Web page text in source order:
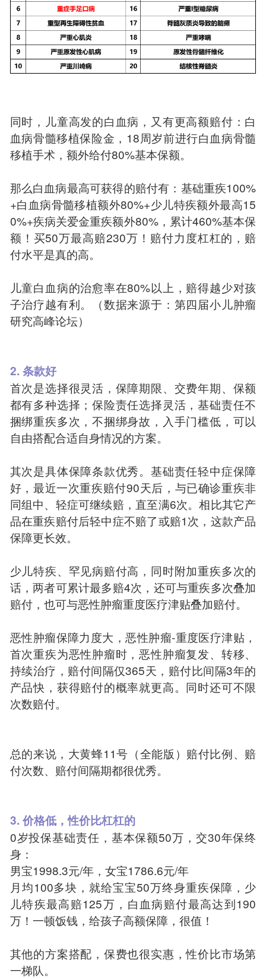
同时，儿童高发的白血病，又有更高额赔付：白
血病骨髓移植保险金，18周岁前进行白血病骨髓
移植手术，额外给付80%基本保额。
那么白血病最高可获得的赔付有：基础重疾100%
+白血病骨髓移植额外80%+少儿特疾额外最高15
0%+疾病关爱金重疾额外80%，累计460%基本保
额！买50万最高赔230万！赔付力度杠杠的，赔
付水平是真的高。
儿童白血病的治愈率在80%以上，赔得越少对孩
子治疗越有利。（数据来源于：第四届小儿肿瘤
研究高峰论坛）
2. 条款好
首次是选择很灵活，保障期限、交费年期、保额
都有多种选择；保险责任选择灵活，基础责任不
捆绑重疾多次，不捆绑身故，入手门槛低，可以
自由搭配合适自身情况的方案。
其次是具体保障条款优秀。基础责任轻中症保障
好，最近一次重疾赔付90天后，与已确诊重疾非
同组中、轻症可继续赔，直至满6次。相比其它产
品在重疾赔付后轻中症不赔了或赔1次，这款产品
保障更长效。
少儿特疾、罕见病赔付高，同时附加重疾多次的
话，两者可累计最多赔4次，还可与重疾多次叠加
赔付，也可与恶性肿瘤重度医疗津贴叠加赔付。
恶性肿瘤保障力度大，恶性肿瘤-重度医疗津贴，
首次重疾为恶性肿瘤时，恶性肿瘤复发、转移、
持续治疗，赔付间隔仅365天，赔付比间隔3年的
产品快，获得赔付的概率就更高。同时还可不限
次数赔付。
总的来说，大黄蜂11号（全能版）赔付比例、赔
付次数、赔付间隔期都很优秀。
3. 价格低，性价比杠杠的
0岁投保基础责任，基本保额50万，交30年保终
身：
男宝1998.3元/年，女宝1786.6元/年
月均100多块，就给宝宝50万终身重疾保障，少
儿特疾最高赔125万，白血病赔付最高达到190
万！一顿饭钱，给孩子高额保障，很值！
其他的方案搭配，保费也很实惠，性价比市场第
一梯队。